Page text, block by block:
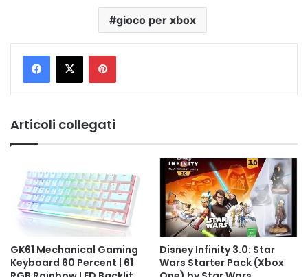
gioco per xbox
Pinterest
Articoli collegati
GK61 Mechanical Gaming
Keyboard 60 Percent | 61
Disney Infinity 3.0: Star
Wars Starter Pack (Xbox